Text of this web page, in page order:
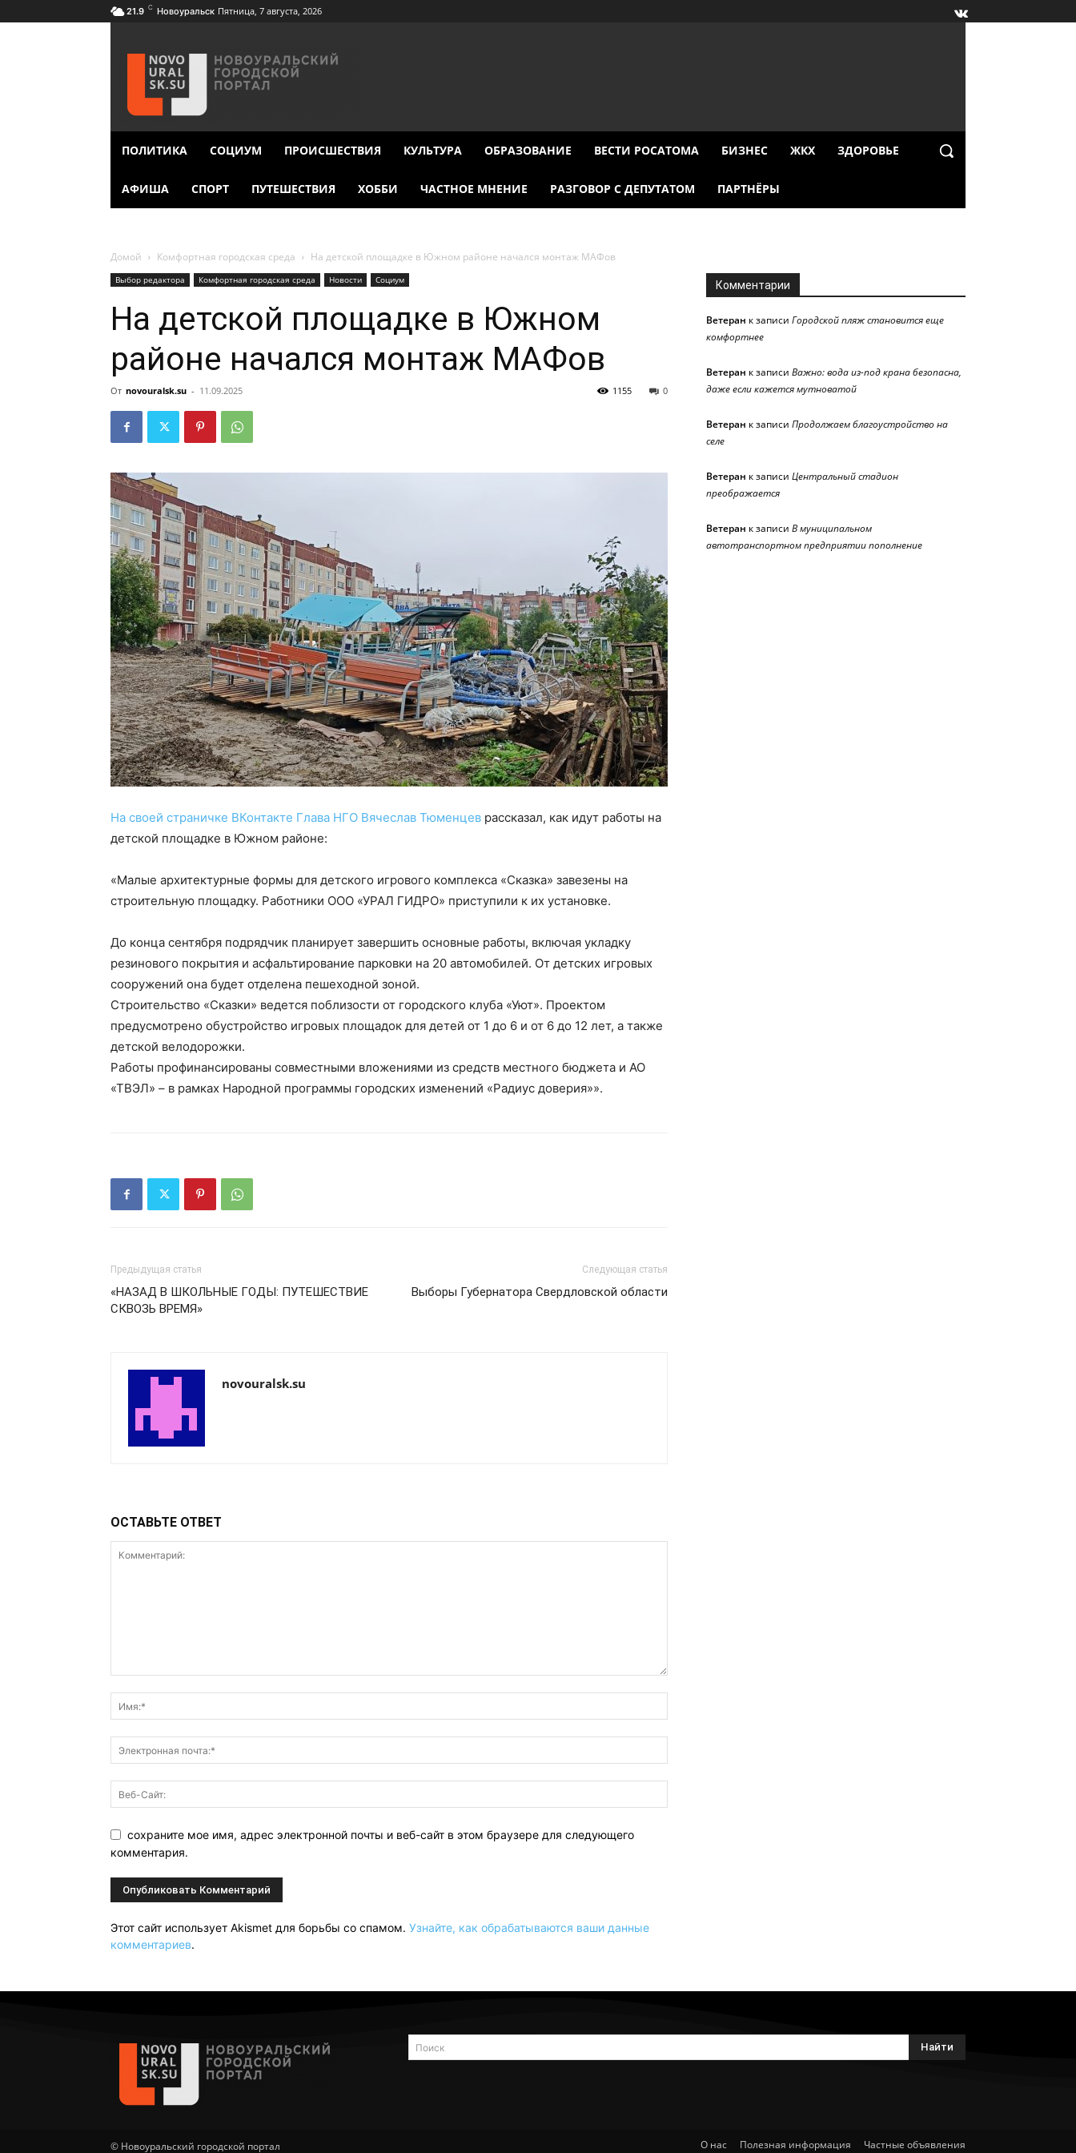
21.9 C Новоуральск Пятница, 7 августа, 2026
ПОЛИТИКА СОЦИУМ ПРОИСШЕСТВИЯ КУЛЬТУРА ОБРАЗОВАНИЕ ВЕСТИ РОСАТОМА БИЗНЕС ЖКХ ЗДОРОВЬЕ
АФИША СПОРТ ПУТЕШЕСТВИЯ ХОББИ ЧАСТНОЕ МНЕНИЕ РАЗГОВОР С ДЕПУТАТОМ ПАРТНЁРЫ
Домой Комфортная городская среда На детской площадке в Южном районе начался монтаж МАФов
Выбор редактора Комфортная городская среда Новости Социум
На детской площадке в Южном
районе начался монтаж МАФов
От novouralsk.su - 11.09.2025 0
1155
На своей страничке ВКонтакте Глава НГО Вячеслав Тюменцев рассказал, как идут работы на
детской площадке в Южном районе:
«Малые архитектурные формы для детского игрового комплекса «Сказка» завезены на
строительную площадку. Работники ООО «УРАЛ ГИДРО» приступили к их установке.
До конца сентября подрядчик планирует завершить основные работы, включая укладку
резинового покрытия и асфальтирование парковки на 20 автомобилей. От детских игровых
сооружений она будет отделена пешеходной зоной.
Строительство «Сказки» ведется поблизости от городского клуба «Уют». Проектом
предусмотрено обустройство игровых площадок для детей от 1 до 6 и от 6 до 12 лет, а также
детской велодорожки.
Работы профинансированы совместными вложениями из средств местного бюджета и АО
«ТВЭЛ» – в рамках Народной программы городских изменений «Радиус доверия»».
Предыдущая статья
«НАЗАД В ШКОЛЬНЫЕ ГОДЫ: ПУТЕШЕСТВИЕ
СКВОЗЬ ВРЕМЯ»
Следующая статья
Выборы Губернатора Свердловской области
novouralsk.su
ОСТАВЬТЕ ОТВЕТ
сохраните мое имя, адрес электронной почты и веб-сайт в этом браузере для следующего
комментария.
Этот сайт использует Akismet для борьбы со спамом. Узнайте, как обрабатываются ваши данные
комментариев.
Комментарии
Ветеран к записи Городской пляж становится еще
комфортнее
Ветеран к записи Важно: вода из-под крана безопасна,
даже если кажется мутноватой
Ветеран к записи Продолжаем благоустройство на
селе
Ветеран к записи Центральный стадион
преображается
Ветеран к записи В муниципальном
автотранспортном предприятии пополнение
Поиск Найти
© Новоуральский городской портал О нас Полезная информация Частные объявления